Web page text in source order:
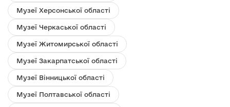
Музеї Херсонської області
Музеї Черкаської області
Музеї Житомирської області
Музеї Закарпатської області
Музеї Вінницької області
Музеї Полтавської області